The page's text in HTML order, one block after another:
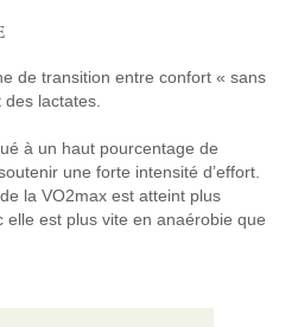
de transition entre confort « sans
lactates.
à un haut pourcentage de
une forte intensité d’effort.
la VO2max est atteint plus
est plus vite en anaérobie que